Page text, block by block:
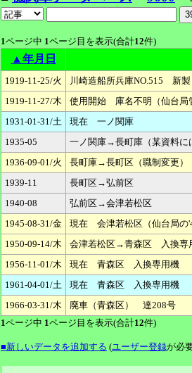
1ページ中 1ページ目を表示(合計12件)
▲年月日
1919-11-25/火
川崎造船所兵庫NO.515
1919-11-27/木
使用開始 庫名不明（仙台局
1931-01-31/土
現在 一ノ関庫
1935-05
一ノ関庫→長町庫（某資料に
1936-09-01/火
長町庫→長町区（職制変更）
1939-11
長町区→弘前区
1940-08
弘前区→会津若松区
1945-08-31/金
現在 会津若松区（仙台局の
1950-09-14/木
会津若松区→青森区 入換専
1956-11-01/木
現在 青森区 入換専用機
1961-04-01/土
現在 青森区 入換専用機
1966-03-31/木
廃車（青森区） 達208号
1ページ中 1ページ目を表示(合計12件)
■新しいデータを追加する (ユーザー登録が必